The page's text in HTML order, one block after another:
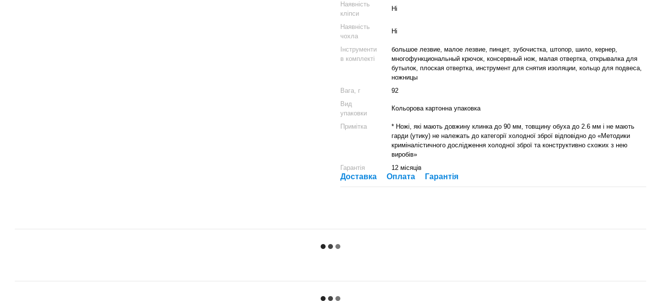
Наявність
кліпси
Ні
Наявність
чохла
Ні
Інструменти
в комплекті
большое лезвие, малое лезвие, пинцет, зубочистка, штопор, шило, кернер,
многофункциональный крючок, консервный нож, малая отвертка, открывалка для
бутылок, плоская отвертка, инструмент для снятия изоляции, кольцо для подвеса,
ножницы
Вага, г
92
Вид
упаковки
Кольорова картонна упаковка
Примітка
* Ножі, які мають довжину клинка до 90 мм, товщину обуха до 2.6 мм і не мають
гарди (утику) не належать до категорії холодної зброї відповідно до «Методики
криміналістичного дослідження холодної зброї та конструктивно схожих з нею
виробів»
Гарантія
12 місяців
Доставка Оплата Гарантія